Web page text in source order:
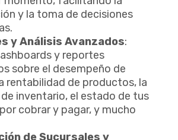
y la toma de decisiones
y Análisis Avanzados:
y reportes
sobre el desempeño de
rentabilidad de productos, la
inventario, el estado de tus
cobrar y pagar, y mucho
de Sucursales y